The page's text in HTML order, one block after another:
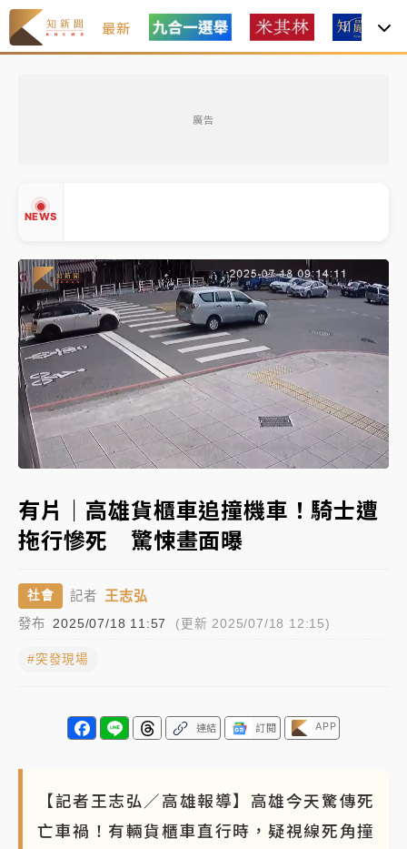
最新
廣告
NEWS
故宮《龍藏經》特展第2檔！今線上預約開賣一度塞車
周六起展出延長至晚上7時
台東農業處長涉圖利渡假村！東檢抗告成功 今重開羈
押庭
父親節泡湯了！中颱白海豚雨彈轟3天 「紅到發紫」降
雨熱區曝
女律師陳昱瑄詐慈濟10億！黃金158kg遭查扣畫面曝光
中信慈善基金會想增加董事人數！辜仲諒向法院聲請遭
駁 理由曝光
周六起展出延長至晚上7時
台東農業處長涉圖利渡假村！東檢抗告成功 今重開羈
父親節泡湯了！中颱白海豚雨彈轟3天 「紅到發紫」降
雨熱區曝
▲
▼
Unmute Loaded:
100.00%
有片｜高雄貨櫃車追撞機車！騎士遭
拖行慘死 驚悚畫面曝
社會 記者 王志弘
發布 2025/07/18 11:57 (更新 2025/07/18 12:15)
#突發現場
連結 訂閱 APP
【記者王志弘／高雄報導】高雄今天驚傳死
亡車禍！有輛貨櫃車直行時，疑視線死角撞